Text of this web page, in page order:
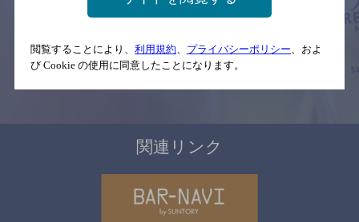
※それぞれのお店のメニューや営業時間などの掲載情報については、
予告なしに変更されることがありますので、
す。
関連リンク
閲覧することにより、 利用規約 プライバシーポリシー 、およ
び Cookie の使用に同意したことになります。